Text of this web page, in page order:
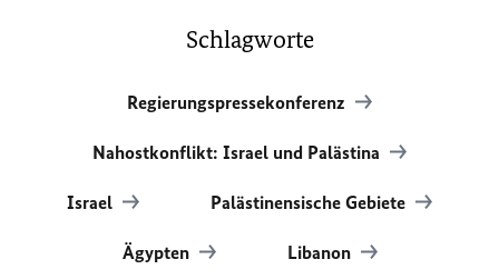
Schlagworte
Regierungspressekonferenz
Nahostkonflikt: Israel und Palästina
Israel Palästinensische Gebiete
Ägypten Libanon